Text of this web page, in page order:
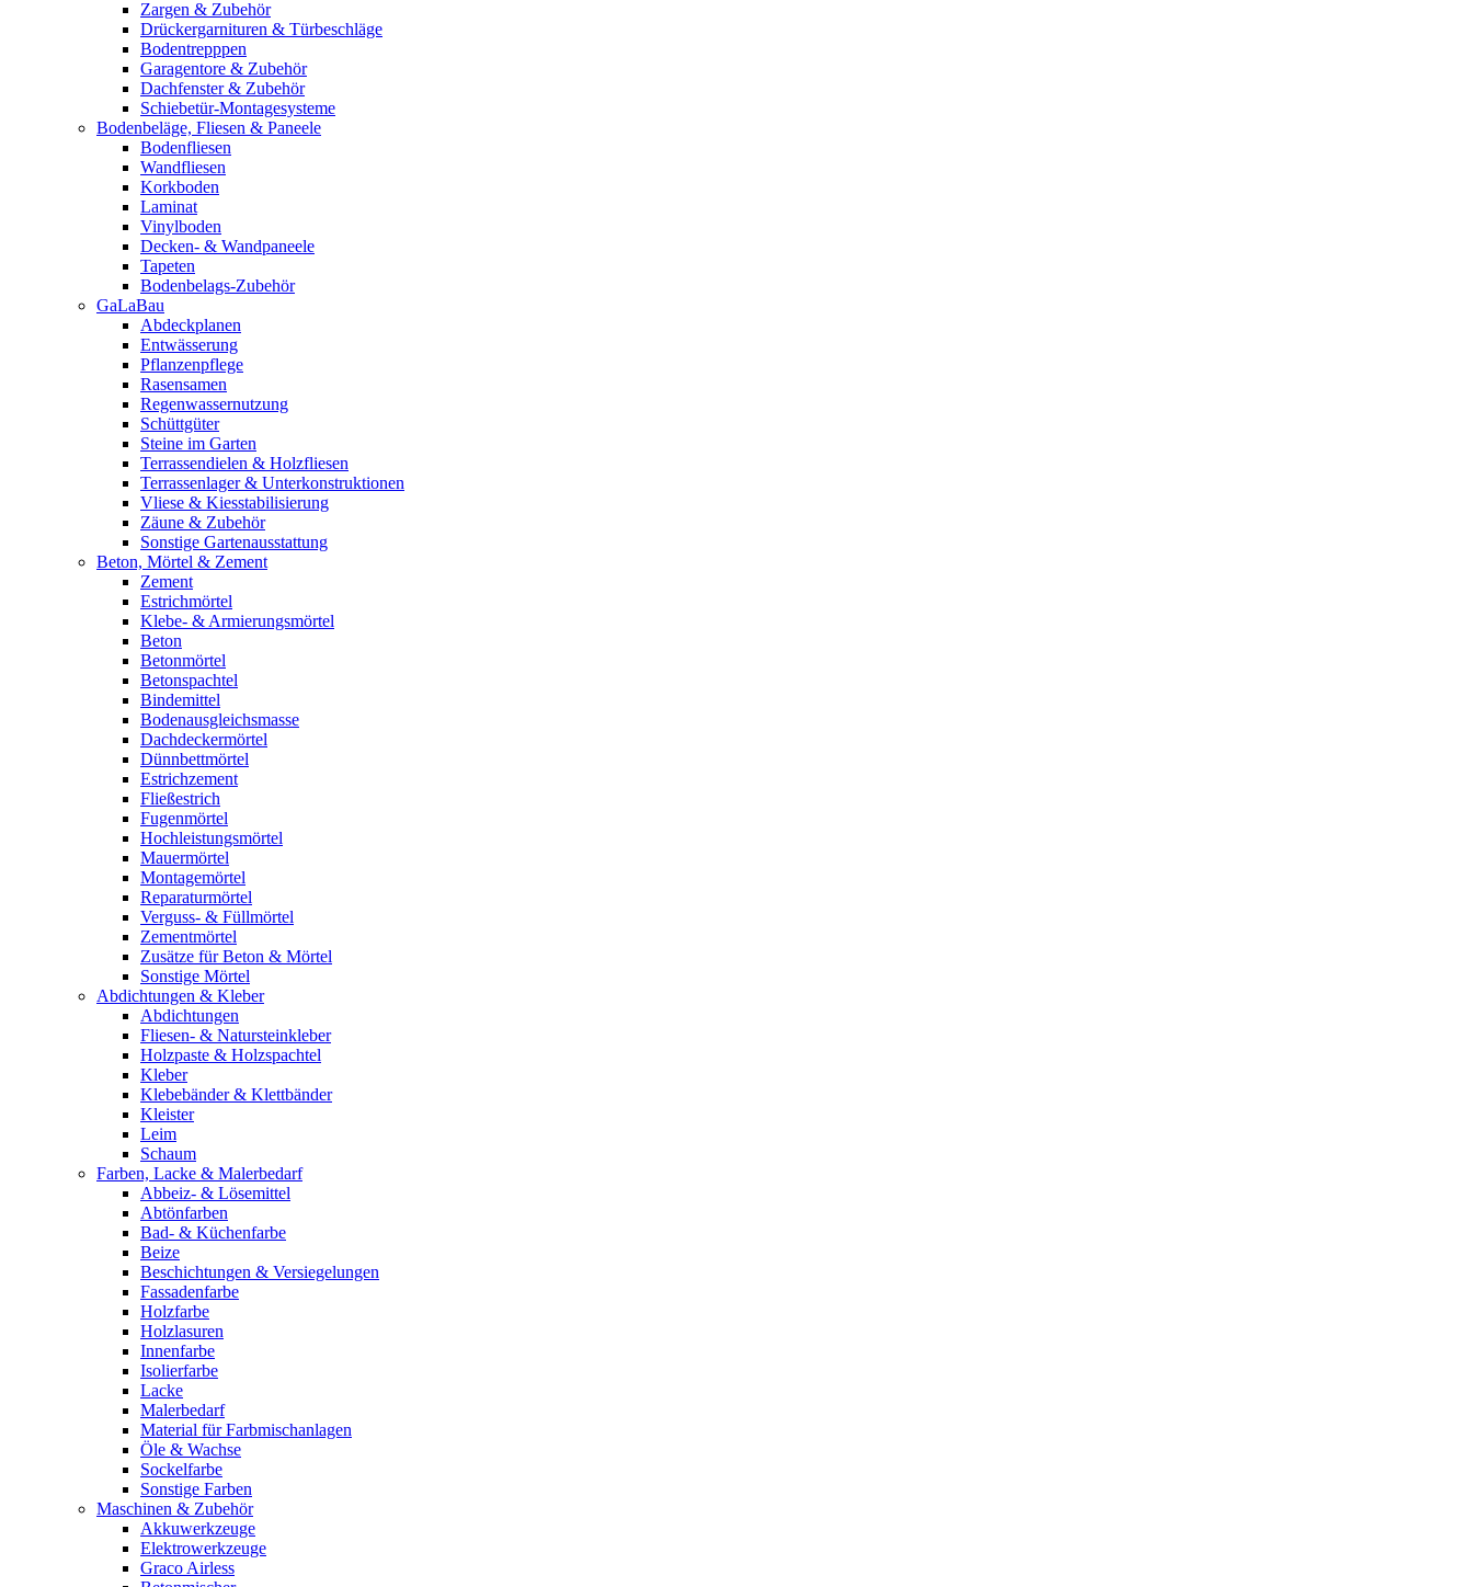
Zargen & Zubehör
Drückergarnituren & Türbeschläge
Bodentrepppen
Garagentore & Zubehör
Dachfenster & Zubehör
Schiebetür-Montagesysteme
Bodenbeläge, Fliesen & Paneele
Bodenfliesen
Wandfliesen
Korkboden
Laminat
Vinylboden
Decken- & Wandpaneele
Tapeten
Bodenbelags-Zubehör
GaLaBau
Abdeckplanen
Entwässerung
Pflanzenpflege
Rasensamen
Regenwassernutzung
Schüttgüter
Steine im Garten
Terrassendielen & Holzfliesen
Terrassenlager & Unterkonstruktionen
Vliese & Kiesstabilisierung
Zäune & Zubehör
Sonstige Gartenausstattung
Beton, Mörtel & Zement
Zement
Estrichmörtel
Klebe- & Armierungsmörtel
Beton
Betonmörtel
Betonspachtel
Bindemittel
Bodenausgleichsmasse
Dachdeckermörtel
Dünnbettmörtel
Estrichzement
Fließestrich
Fugenmörtel
Hochleistungsmörtel
Mauermörtel
Montagemörtel
Reparaturmörtel
Verguss- & Füllmörtel
Zementmörtel
Zusätze für Beton & Mörtel
Sonstige Mörtel
Abdichtungen & Kleber
Abdichtungen
Fliesen- & Natursteinkleber
Holzpaste & Holzspachtel
Kleber
Klebebänder & Klettbänder
Kleister
Leim
Schaum
Farben, Lacke & Malerbedarf
Abbeiz- & Lösemittel
Abtönfarben
Bad- & Küchenfarbe
Beize
Beschichtungen & Versiegelungen
Fassadenfarbe
Holzfarbe
Holzlasuren
Innenfarbe
Isolierfarbe
Lacke
Malerbedarf
Material für Farbmischanlagen
Öle & Wachse
Sockelfarbe
Sonstige Farben
Maschinen & Zubehör
Akkuwerkzeuge
Elektrowerkzeuge
Graco Airless